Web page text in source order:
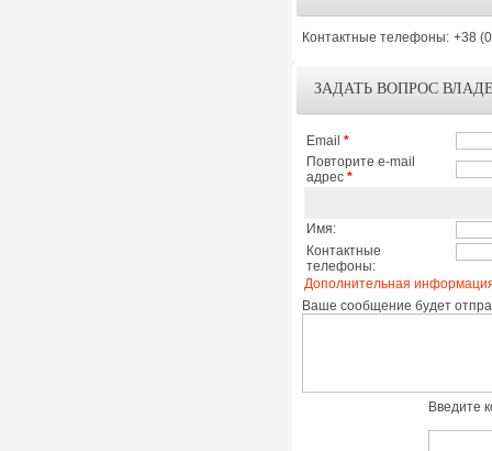
Контактные телефоны: +38
ЗАДАТЬ ВОПРОС
Email *
Повторите e-mail
адрес *
Имя:
Контактные
телефоны:
Дополнительная
Ваше сообщение будет
Введите